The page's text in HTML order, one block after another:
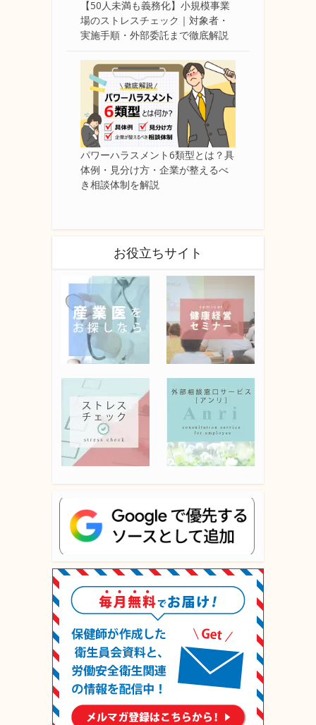
【50人未満も義務化】小規模事業
場のストレスチェック｜対象者・
実施手順・外部委託まで徹底解説
パワーハラスメント6類型とは？具
体例・見分け方・企業が整えるべ
き相談体制を解説
お役立ちサイト